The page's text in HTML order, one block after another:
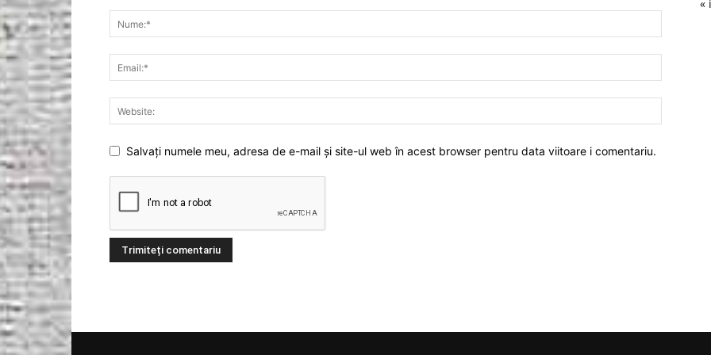
Salvați numele meu, adresa de e-mail și site-ul web în acest browser pentru data viitoare i comentariu.
«